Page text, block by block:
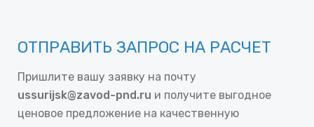
ОТПРАВИТЬ ЗАПРОС НА РАСЧЕТ
Пришлите вашу заявку на почту
ussurijsk@zavod-pnd.ru и получите выгодное
ценовое предложение на качественную